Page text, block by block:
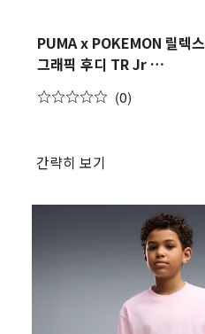
PUMA x POKEMON 릴렉스
그래픽 후디 TR Jr
Relaxed Graphic Hoodie
(0)
간략히 보기